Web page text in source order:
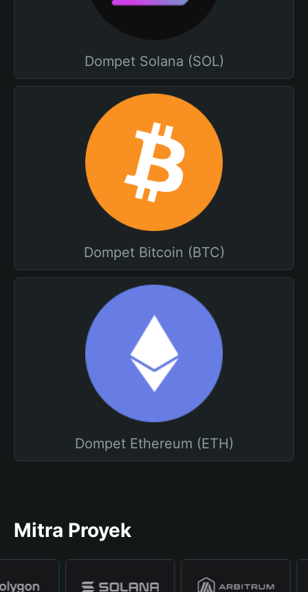
Dompet Solana (SOL)
Dompet Bitcoin (BTC)
Dompet Ethereum (ETH)
Mitra Proyek